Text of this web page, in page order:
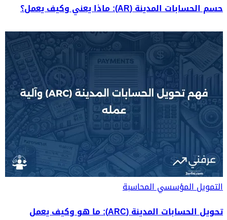
حسم الحسابات المدينة (AR): ماذا يعني وكيف يعمل؟
التمويل المؤسسيالمحاسبة
تحويل الحسابات المدينة (ARC): ما هو وكيف يعمل